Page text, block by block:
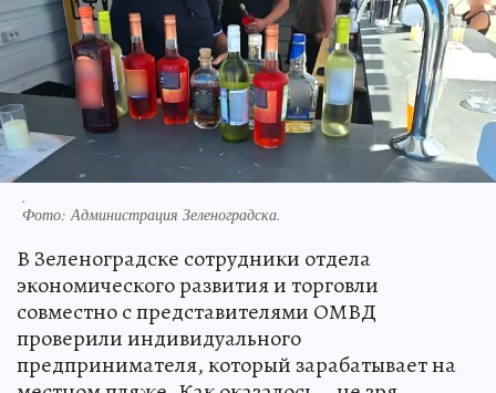
.
Фото:Администрация Зеленоградска.
В Зеленоградске сотрудники отдела
экономического развития и торговли
совместно с представителями ОМВД
проверили индивидуального
предпринимателя, который зарабатывает на